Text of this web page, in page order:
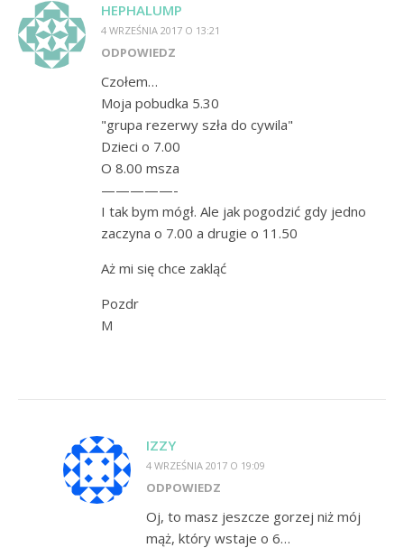
HEPHALUMP
4 WRZEŚNIA 2017 O 13:21
ODPOWIEDZ
Czołem…
Moja pobudka 5.30
"grupa rezerwy szła do cywila"
Dzieci o 7.00
O 8.00 msza
—————-
I tak bym mógł. Ale jak pogodzić gdy jedno
zaczyna o 7.00 a drugie o 11.50
Aż mi się chce zakląć
Pozdr
M
IZZY
4 WRZEŚNIA 2017 O 19:09
ODPOWIEDZ
Oj, to masz jeszcze gorzej niż mój
mąż, który wstaje o 6…